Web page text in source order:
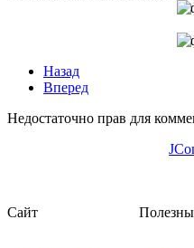
Назад
Вперед
Недостаточно прав для
Сайт